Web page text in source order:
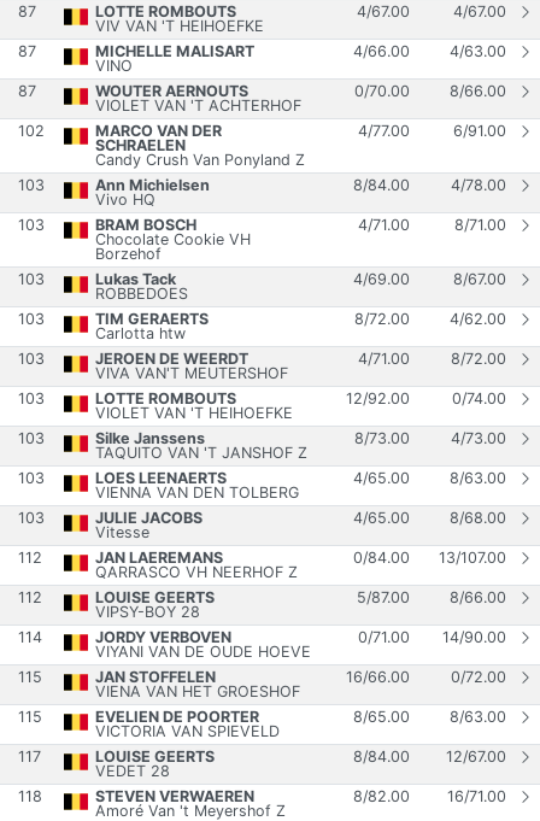
87
LOTTE ROMBOUTS
VIV VAN 'T HEIHOEFKE
4/67.00 4/67.00
87
MICHELLE MALISART
VINO
4/66.00 4/63.00
87
WOUTER AERNOUTS
VIOLET VAN 'T ACHTERHOF
0/70.00 8/66.00
102
MARCO VAN DER
SCHRAELEN
Candy Crush Van Ponyland Z
4/77.00 6/91.00
103
Ann Michielsen
Vivo HQ
8/84.00 4/78.00
103
BRAM BOSCH
Chocolate Cookie VH
Borzehof
4/71.00 8/71.00
103
Lukas Tack
ROBBEDOES
4/69.00 8/67.00
103
TIM GERAERTS
Carlotta htw
8/72.00 4/62.00
103
JEROEN DE WEERDT
VIVA VAN'T MEUTERSHOF
4/71.00 8/72.00
103
LOTTE ROMBOUTS
VIOLET VAN 'T HEIHOEFKE
12/92.00 0/74.00
103
Silke Janssens
TAQUITO VAN 'T JANSHOF Z
8/73.00 4/73.00
103
LOES LEENAERTS
VIENNA VAN DEN TOLBERG
4/65.00 8/63.00
103
JULIE JACOBS
Vitesse
4/65.00 8/68.00
112
JAN LAEREMANS
QARRASCO VH NEERHOF Z
0/84.00 13/107.00
112
LOUISE GEERTS
VIPSY-BOY 28
5/87.00 8/66.00
114
JORDY VERBOVEN
VIYANI VAN DE OUDE HOEVE
0/71.00 14/90.00
115
JAN STOFFELEN
VIENA VAN HET GROESHOF
16/66.00 0/72.00
115
EVELIEN DE POORTER
VICTORIA VAN SPIEVELD
8/65.00 8/63.00
117
LOUISE GEERTS
VEDET 28
8/84.00 12/67.00
118
STEVEN VERWAEREN
Amoré Van 't Meyershof Z
8/82.00 16/71.00